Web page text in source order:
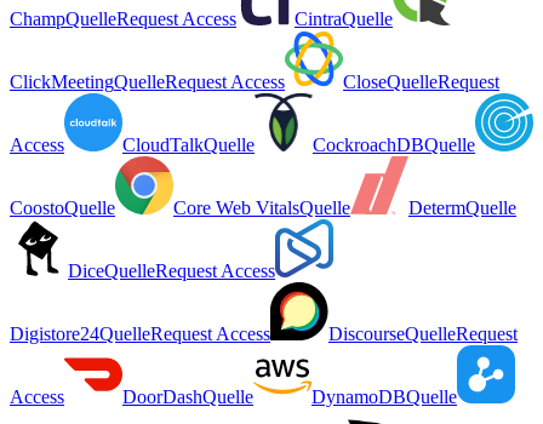
ChampQuelleRequest Access CintraQuelle
ClickMeetingQuelleRequest Access CloseQuelleRequest
Access CloudTalkQuelle CockroachDBQuelle
CoostoQuelle Core Web VitalsQuelle DetermQuelle
DiceQuelleRequest Access
Digistore24QuelleRequest Access DiscourseQuelleRequest
Access DoorDashQuelle DynamoDBQuelle